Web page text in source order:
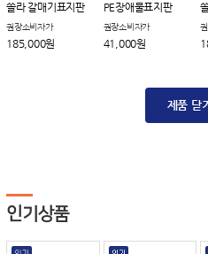
쏠라 갈매기표지판
권장소비자가
185,000원
PE장애물표지판
권장소비자가
41,000원
제품 닫기
인기상품